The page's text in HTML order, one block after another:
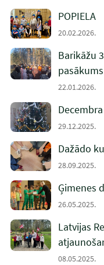
POPIELA
20.02.2026.
Barikāžu
22.01.2026.
29.12.2025.
Dažādo
28.09.2025.
Ģimenes
26.05.2025.
Latvijas
08.05.2025.